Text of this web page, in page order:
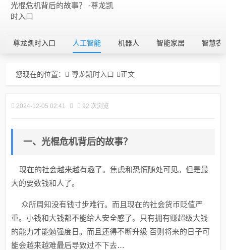
光棍危机背后的故事？ -尊龙凯
时入口
尊龙凯时入口 人工智能 机器人 智能家居 智慧农
您现在的位置： 尊龙凯时入口 正文
2024-12-05 02:41 92 次浏览
一、光棍危机背后的故事？
现在的社会越来越有趣了。焦虑和恐慌随处可见。但是最
大的要数钱和人了。
众所周知没有钱寸步难行。而且现在的社会货币贬值严
重。小钱和大钱都不能给人安全感了。只有拥有赚超级大钱
的能力才能勉强度日。而且还得不断升级 否则将来的日子可
能会越来越难最后导致过不下去…